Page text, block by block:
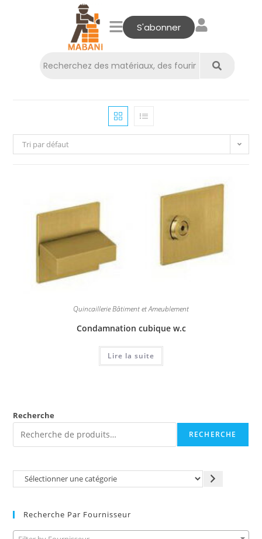
S'abonner
Tri par défaut
Quincaillerie Bâtiment et Ameublement
Condamnation cubique w.c
Lire la suite
Recherche
RECHERCHE
Recherche Par Fournisseur